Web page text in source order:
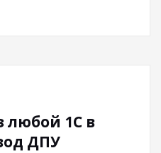
любой 1С в
ДПУ